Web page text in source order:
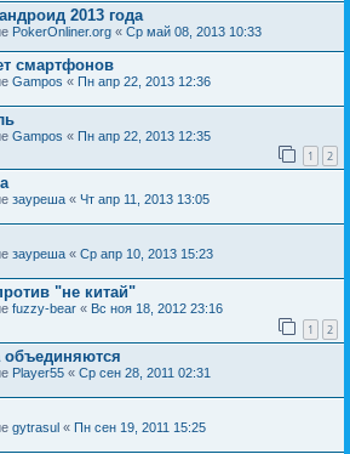
2013 года
PokerOnliner.org « Ср май 08, 2013 10:33
смартфонов
Gampos « Пн апр 22, 2013 12:36
Gampos « Пн апр 22, 2013 12:35
1 2
зауреша « Чт апр 11, 2013 13:05
зауреша « Ср апр 10, 2013 15:23
"не китай"
fuzzy-bear « Вс ноя 18, 2012 23:16
1 2
объединяются
Player55 « Ср сен 28, 2011 02:31
gytrasul « Пн сен 19, 2011 15:25